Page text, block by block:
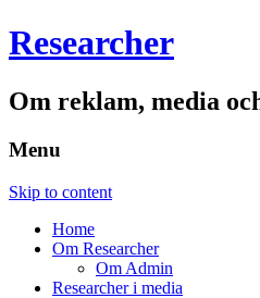
Researcher
Om reklam, media
Menu
Skip to content
Home
Om Researcher
Om Admin
Researcher i media